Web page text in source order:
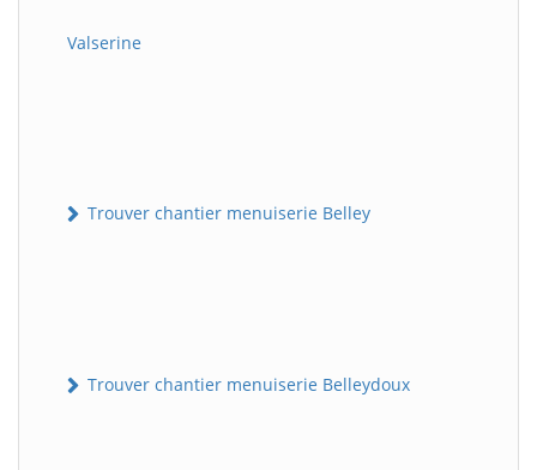
Valserine
Trouver chantier menuiserie Belley
Trouver chantier menuiserie Belleydoux